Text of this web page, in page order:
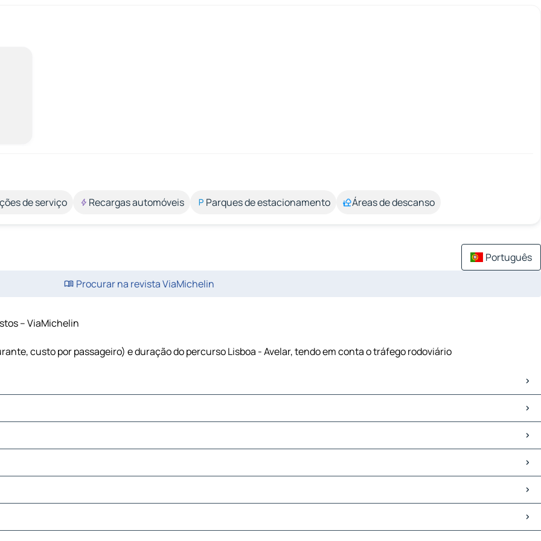
de serviço Recargas automóveis Parques de estacionamento Áreas de descanso
Português
Procurar na revista ViaMichelin
– ViaMichelin
custo por passageiro) e duração do percurso Lisboa - Avelar, tendo em conta o tráfego rodoviário